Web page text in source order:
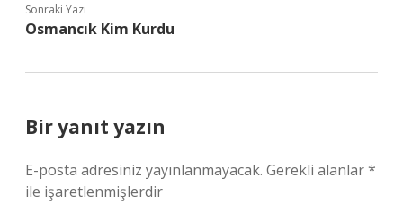
Sonraki Yazı
Osmancık Kim Kurdu
Bir yanıt yazın
E-posta adresiniz yayınlanmayacak. Gerekli alanlar*
ile işaretlenmişlerdir